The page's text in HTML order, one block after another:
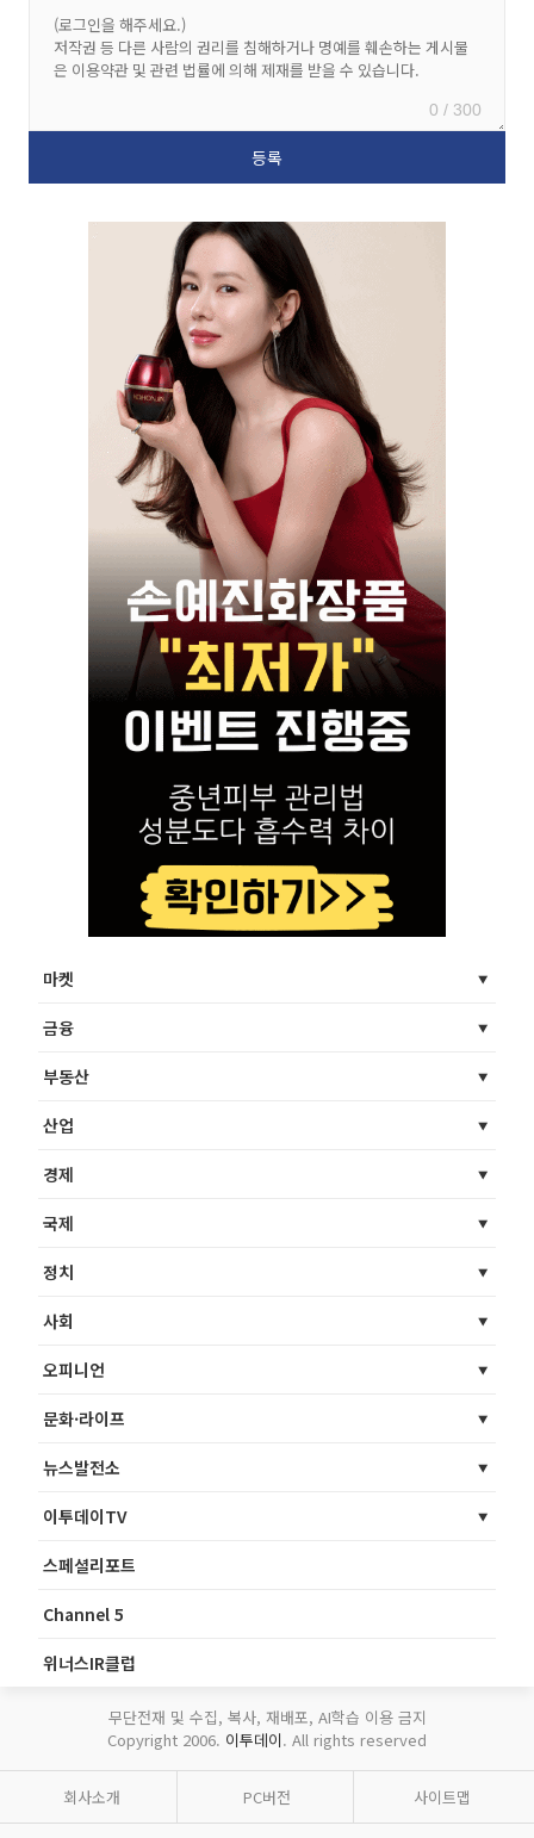
0 / 300
마켓
금융
부동산
산업
경제
국제
정치
사회
오피니언
문화·라이프
뉴스발전소
이투데이TV
스페셜리포트
Channel 5
위너스IR클럽
무단전재 및 수집, 복사, 재배포, AI학습 이용 금지
Copyright 2006. 이투데이. All rights reserved
회사소개 PC버전 사이트맵